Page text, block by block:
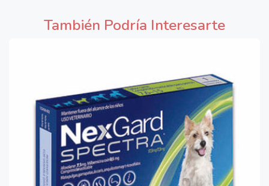
También Podría Interesarte